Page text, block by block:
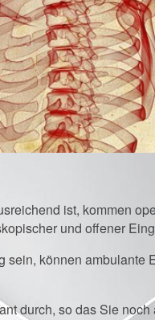
ist, kommen
und offener
können ambulante
durch, so das Sie